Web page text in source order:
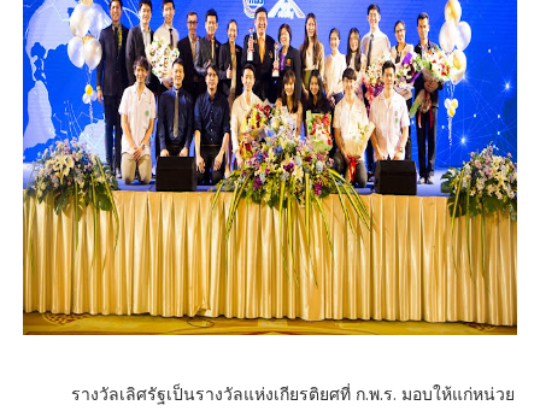
รางวัลเลิศรัฐเป็นรางวัลแห่งเกียรติยศที่ ก.พ.ร. มอบให้แก่หน่วย